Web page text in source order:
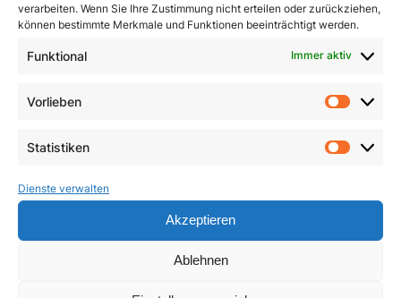
verarbeiten. Wenn Sie Ihre Zustimmung nicht erteilen oder zurückziehen,
können bestimmte Merkmale und Funktionen beeinträchtigt werden.
Funktional Immer aktiv
Vorlieben
Statistiken
Dienste verwalten
Akzeptieren
Ablehnen
John Henry Newman
Zweiten Vatikanischen